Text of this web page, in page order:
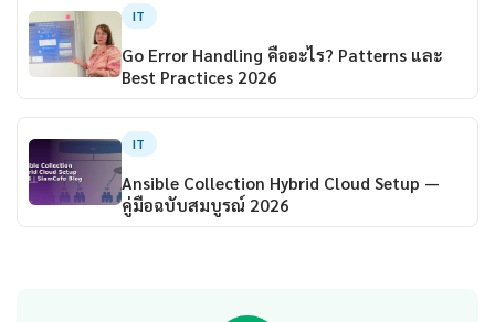
IT
Go Error Handling คืออะไร? Patterns และ
Best Practices 2026
IT
Ansible Collection Hybrid Cloud Setup —
คู่มือฉบับสมบูรณ์ 2026